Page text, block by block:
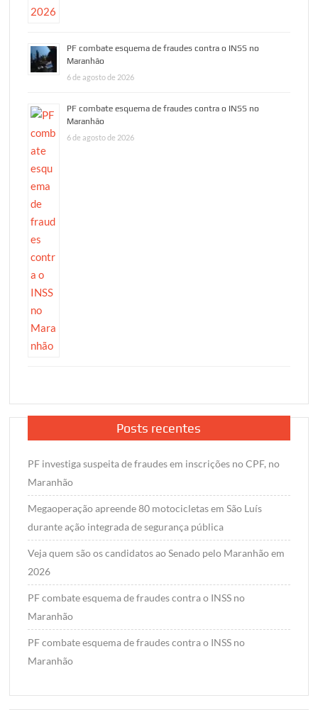
PF combate esquema de fraudes contra o INSS no
Maranhão
6 de agosto de 2026
PF combate esquema de fraudes contra o INSS no
Maranhão
6 de agosto de 2026
Posts recentes
PF investiga suspeita de fraudes em inscrições no CPF, no
Maranhão
Megaoperação apreende 80 motocicletas em São Luís
durante ação integrada de segurança pública
Veja quem são os candidatos ao Senado pelo Maranhão em
2026
PF combate esquema de fraudes contra o INSS no
Maranhão
PF combate esquema de fraudes contra o INSS no
Maranhão